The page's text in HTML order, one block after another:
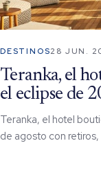
DESTINOS28 JUN.
Teranka, el
el eclipse de
Teranka, el hotel
de agosto con